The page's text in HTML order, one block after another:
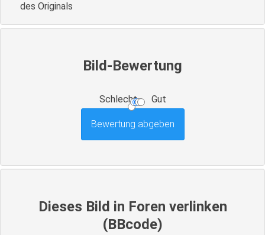
des Originals
Bild-Bewertung
Schlecht Gut
Dieses Bild in Foren verlinken
(BBcode)